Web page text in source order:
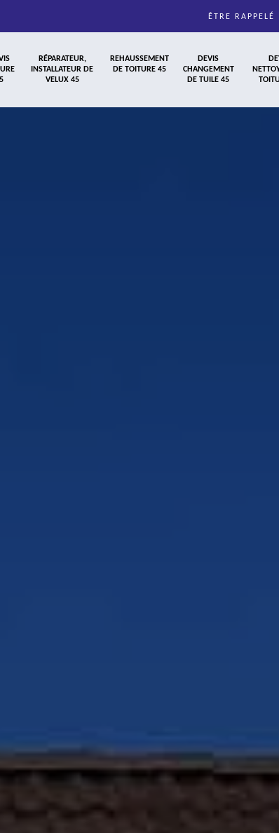
ÊTRE RAPPELÉ
RÉPARATEUR,
INSTALLATEUR DE
VELUX 45
REHAUSSEMENT
DE TOITURE 45
DEVIS
CHANGEMENT
DE TUILE 45